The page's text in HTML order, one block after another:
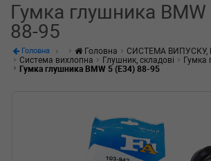
Гумка глушника BMW
88-95
Головна Головна
СИСТЕМА ВИПУСКУ,
Система вихлопна
Глушник, складові
Гумка
Гумка глушника BMW 5 (E34) 88-95